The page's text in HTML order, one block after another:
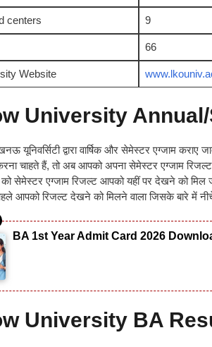
centers 9
66
Website
University
यूनिवर्सिटी द्वारा वार्षिक और सेमेस्टर एग्जाम
चाहते हैं, तो अब आपको अपना सेमेस्टर एग्जाम
को सेमेस्टर एग्जाम रिजल्ट आपको यहीं पर देखने को
आपको रिजल्ट देखने को मिलने वाला जिसके बारे में नीचे
BA 1st Year Admit Card 2026
University BA